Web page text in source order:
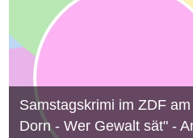
Samstagskrimi im ZDF
Dorn - Wer Gewalt sät" -